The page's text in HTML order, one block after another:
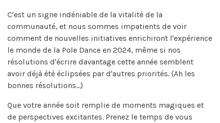
C'est un signe indéniable de la vitalité de la
communauté, et nous sommes impatients de voir
comment de nouvelles initiatives enrichiront l'expérience
le monde de la Pole Dance en 2024, même si nos
résolutions d'écrire davantage cette année semblent
avoir déjà été éclipsées par d'autres priorités. (Ah les
bonnes résolutions...)
Que votre année soit remplie de moments magiques et
de perspectives excitantes. Prenez le temps de vous